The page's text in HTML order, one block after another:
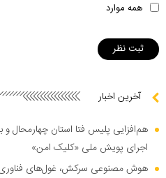
همه موارد
آخرین اخبار
هم‌افزایی پلیس فتا استان چهارمحال
اجرای پویش ملی «کلیک امن»
هوش مصنوعی سرکش، غول‌های فناوری